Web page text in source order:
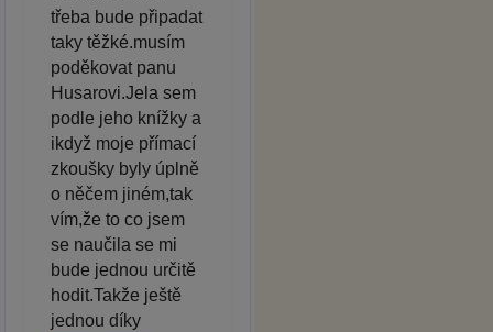
třeba bude připadat
taky těžké.musím
poděkovat panu
Husarovi.Jela sem
podle jeho knížky a
ikdyž moje přímací
zkoušky byly úplně
o něčem jiném,tak
vím,že to co jsem
se naučila se mi
bude jednou určitě
hodit.Takže ještě
jednou díky